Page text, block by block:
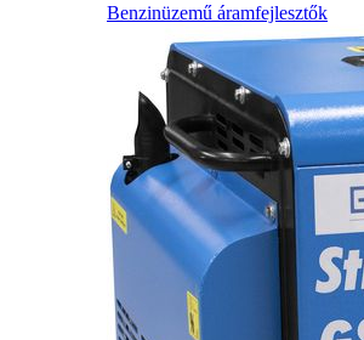
Benzinüzemű áramfejlesztők